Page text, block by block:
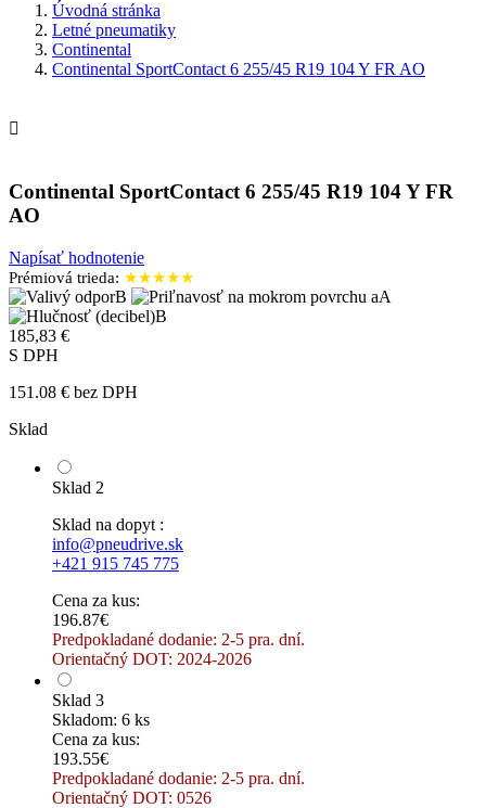
Úvodná stránka
Letné pneumatiky
Continental
Continental SportContact 6 255/45 R19 104 Y FR AO

Continental SportContact 6 255/45 R19 104 Y FR
AO
Napísať hodnotenie
Prémiová trieda: ★★★★★
B
A
B
185,83 €
S DPH
151.08 € bez DPH
Sklad
Sklad 2
Sklad na dopyt :
info@pneudrive.sk
+421 915 745 775
Cena za kus:
196.87€
Predpokladané dodanie: 2-5 pra. dní.
Orientačný DOT: 2024-2026
Sklad 3
Skladom: 6 ks
Cena za kus:
193.55€
Predpokladané dodanie: 2-5 pra. dní.
Orientačný DOT: 0526